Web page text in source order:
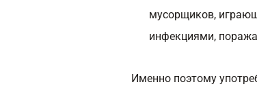
мусорщиков,
инфекциями,
Именно поэтому